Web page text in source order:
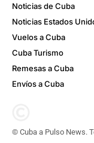
Noticias de Cuba
Noticias Estados
Vuelos a Cuba
Cuba Turismo
Remesas a Cuba
Envíos a Cuba
© Cuba a Pulso News.